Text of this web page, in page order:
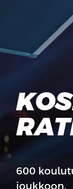
600
joukkoon.